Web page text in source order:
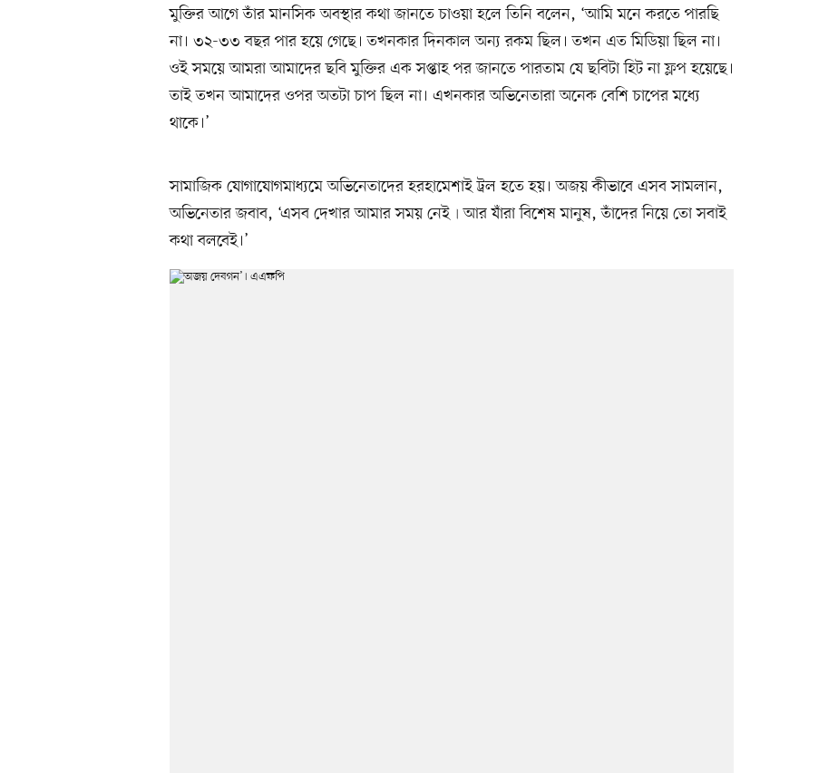
মুক্তির আগে তাঁর মানসিক অবস্থার কথা জানতে চাওয়া হলে তিনি বলেন, ‘আমি মনে করতে পারছি
না। ৩২-৩৩ বছর পার হয়ে গেছে। তখনকার দিনকাল অন্য রকম ছিল। তখন এত মিডিয়া ছিল না।
ওই সময়ে আমরা আমাদের ছবি মুক্তির এক সপ্তাহ পর জানতে পারতাম যে ছবিটা হিট না ফ্লপ হয়েছে।
তাই তখন আমাদের ওপর অতটা চাপ ছিল না। এখনকার অভিনেতারা অনেক বেশি চাপের মধ্যে
থাকে।’
সামাজিক যোগাযোগমাধ্যমে অভিনেতাদের হরহামেশাই ট্রল হতে হয়। অজয় কীভাবে এসব সামলান,
অভিনেতার জবাব, ‘এসব দেখার আমার সময় নেই৷ আর যাঁরা বিশেষ মানুষ, তাঁদের নিয়ে তো সবাই
কথা বলবেই।’